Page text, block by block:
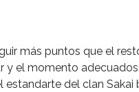
más puntos que el
el momento
del clan Sakai